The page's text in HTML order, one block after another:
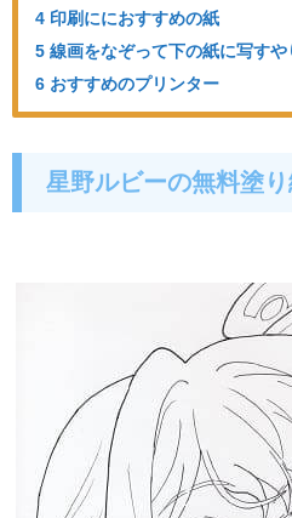
4 印刷ににおすすめの紙
5 線画をなぞって下の紙に写すや
6 おすすめのプリンター
星野ルビーの無料塗り